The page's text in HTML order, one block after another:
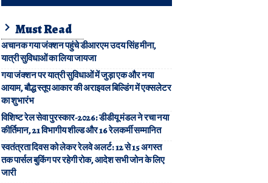
Must Read
अचानक गया जंक्शन पहुंचे डीआरएम उदय सिंह मीना,
यात्री सुविधाओं का लिया जायजा
गया जंक्शन पर यात्री सुविधाओं में जुड़ा एक और नया
आयाम, बौद्ध स्तूप आकार की अराइवल बिल्डिंग में एक्सलेटर
का शुभारंभ
विशिष्ट रेल सेवा पुरस्कार-2026: डीडीयू मंडल ने रचा नया
कीर्तिमान, 21 विभागीय शील्ड और 16 रेलकर्मी सम्मानित
स्वतंत्रता दिवस को लेकर रेलवे अलर्ट: 12 से 15 अगस्त
तक पार्सल बुकिंग पर रहेगी रोक, आदेश सभी जोन के लिए
जारी